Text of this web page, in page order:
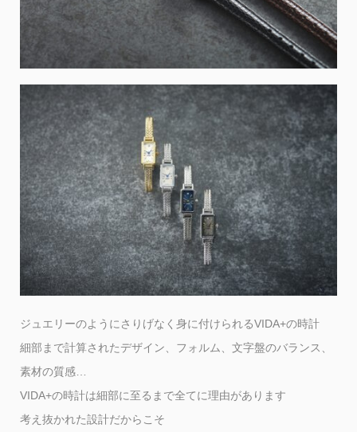
ジュエリーのようにさりげなく身に付けられるVIDA+の時計
細部まで計算されたデザイン、フォルム、文字盤のバランス、
素材の質感…
VIDA+の時計は細部に至るまで全てに理由があります
考え抜かれた設計だからこそ